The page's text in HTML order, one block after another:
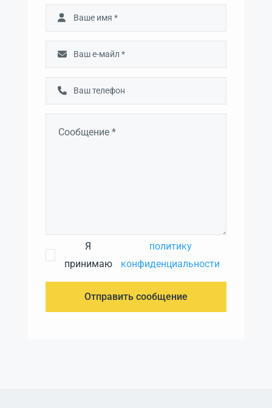
Я
принимаю
политику
конфиденциальности
Отправить сообщение